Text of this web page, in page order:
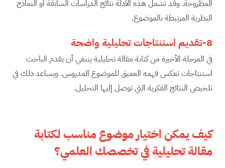
المطروحة. وقد تشمل هذه الأدلة نتائج الدراسات السابقة أو النماذج
النظرية المرتبطة بالموضوع.
8-تقديم استنتاجات تحليلية واضحة
في المرحلة الأخيرة من كتابة مقالة تحليلية ينبغي أن يقدم الباحث
استنتاجات تعكس فهمه العميق للموضوع المدروس. ويساعد ذلك في
تلخيص النتائج الفكرية التي توصل إليها التحليل.
كيف يمكن اختيار موضوع مناسب لكتابة
مقالة تحليلية في تخصصك العلمي؟